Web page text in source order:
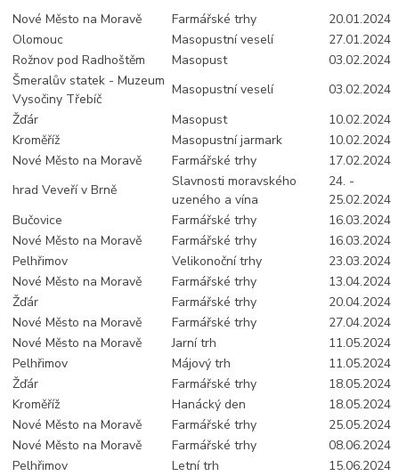
Nové Město na Moravě Farmářské trhy
20.01.2024
Olomouc
Masopustní veselí
27.01.2024
Rožnov pod Radhoštěm
Masopust
03.02.2024
Šmeralův statek - Muzeum
Vysočiny Třebíč
Masopustní veselí
03.02.2024
Žďár
Masopust
10.02.2024
Kroměříž
Masopustní jarmark
10.02.2024
Nové Město na Moravě
Farmářské trhy
17.02.2024
hrad Veveří v Brně
Slavnosti moravského
uzeného a vína
24. -
25.02.2024
Bučovice
Farmářské trhy
16.03.2024
Nové Město na Moravě
Farmářské trhy
16.03.2024
Pelhřimov
Velikonoční trhy
23.03.2024
Nové Město na Moravě
Farmářské trhy
13.04.2024
Žďár
Farmářské trhy
20.04.2024
Nové Město na Moravě
Farmářské trhy
27.04.2024
Nové Město na Moravě
Jarní trh
11.05.2024
Pelhřimov
Májový trh
11.05.2024
Žďár
Farmářské trhy
18.05.2024
Kroměříž
Hanácký den
18.05.2024
Nové Město na Moravě
Farmářské trhy
25.05.2024
Nové Město na Moravě
Farmářské trhy
08.06.2024
Pelhřimov
Letní trh
15.06.2024